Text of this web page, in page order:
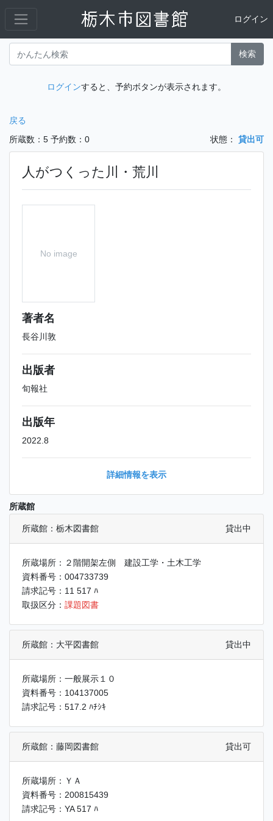
ログイン
検索
ログインすると、予約ボタンが表示されます。
戻る
所蔵数：5 予約数：0 状態： 貸出可
人がつくった川・荒川
No image
著者名
長谷川敦
出版者
旬報社
出版年
2022.8
詳細情報を表示
所蔵館
所蔵館：栃木図書館 貸出中
所蔵場所：２階開架左側 建設工学・土木工学
資料番号：004733739
請求記号：11 517 ﾊ
取扱区分： 課題図書
所蔵館：大平図書館 貸出中
所蔵場所：一般展示１０
資料番号：104137005
請求記号：517.2 ﾊﾁｼｷ
所蔵館：藤岡図書館 貸出可
所蔵場所：ＹＡ
資料番号：200815439
請求記号：YA 517 ﾊ